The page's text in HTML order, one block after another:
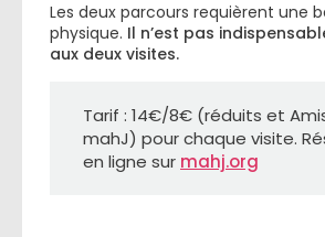
Les deux parcours requièrent une
physique. Il n’est pas
aux deux visites.
Tarif : 14€/8€ (réduits et
mahJ) pour chaque visite.
en ligne sur mahj.org